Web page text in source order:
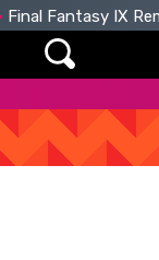
Final Fantasy IX